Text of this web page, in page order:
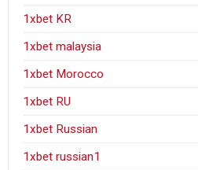
1xbet KR
1xbet malaysia
1xbet Morocco
1xbet RU
1xbet Russian
1xbet russian1